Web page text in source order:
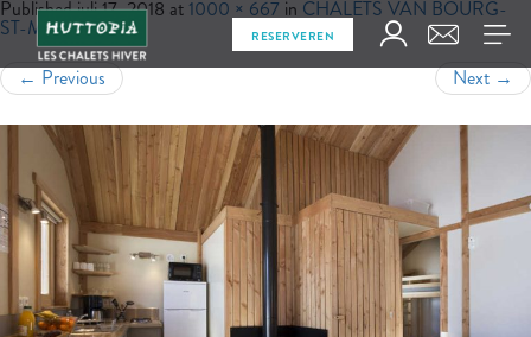
RESERVEREN
Publishedjuli 17, 2018 at 1000 × 667 in CHALETS VAN BOURG-
ST-MAURICE
← Previous Next →